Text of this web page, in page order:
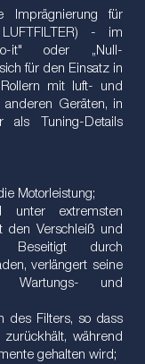
Imprägnierung für
LUFTFILTER) - im
it" oder „Null-
für den Einsatz in
mit luft- und
anderen Geräten, in
als Tuning-Details
Motorleistung;
extremsten
den Verschleiß und
Beseitigt durch
verlängert seine
Wartungs- und
des Filters, so dass
während
gehalten wird;